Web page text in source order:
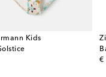
Kids
price
€